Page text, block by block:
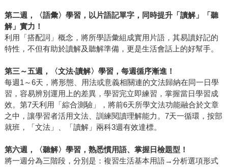
第二週，〈語彙〉學習，以片語記單字，同時提升「讀解」「聽
解」實力！
利用「搭配詞」概念，將所學語彙組成實用片語，其易讀好記的
特性，不但有助於讀解及聽解準備，更是生活會話上的好幫手。
第三～五週，〈文法‧讀解〉學習，每週循序漸進！
每週1～6天，將形態、用法或意義相關連的文法歸納在同一日學
習，容易辨別運用上的差異，學習完立即練習，掌握當日學習成
效。第7天利用「綜合測驗」，將前6天所學文法功能融合於文章
之中，讓學習者活用文法、訓練閱讀理解能力。7天一循環，按部
就班，「文法」、「讀解」兩科3週有效達標。
第六週，〈聽解〉學習，熟悉慣用語、掌握日檢題型！
將一週分為三階段，分別是：複習生活基本用語→分析選項形式